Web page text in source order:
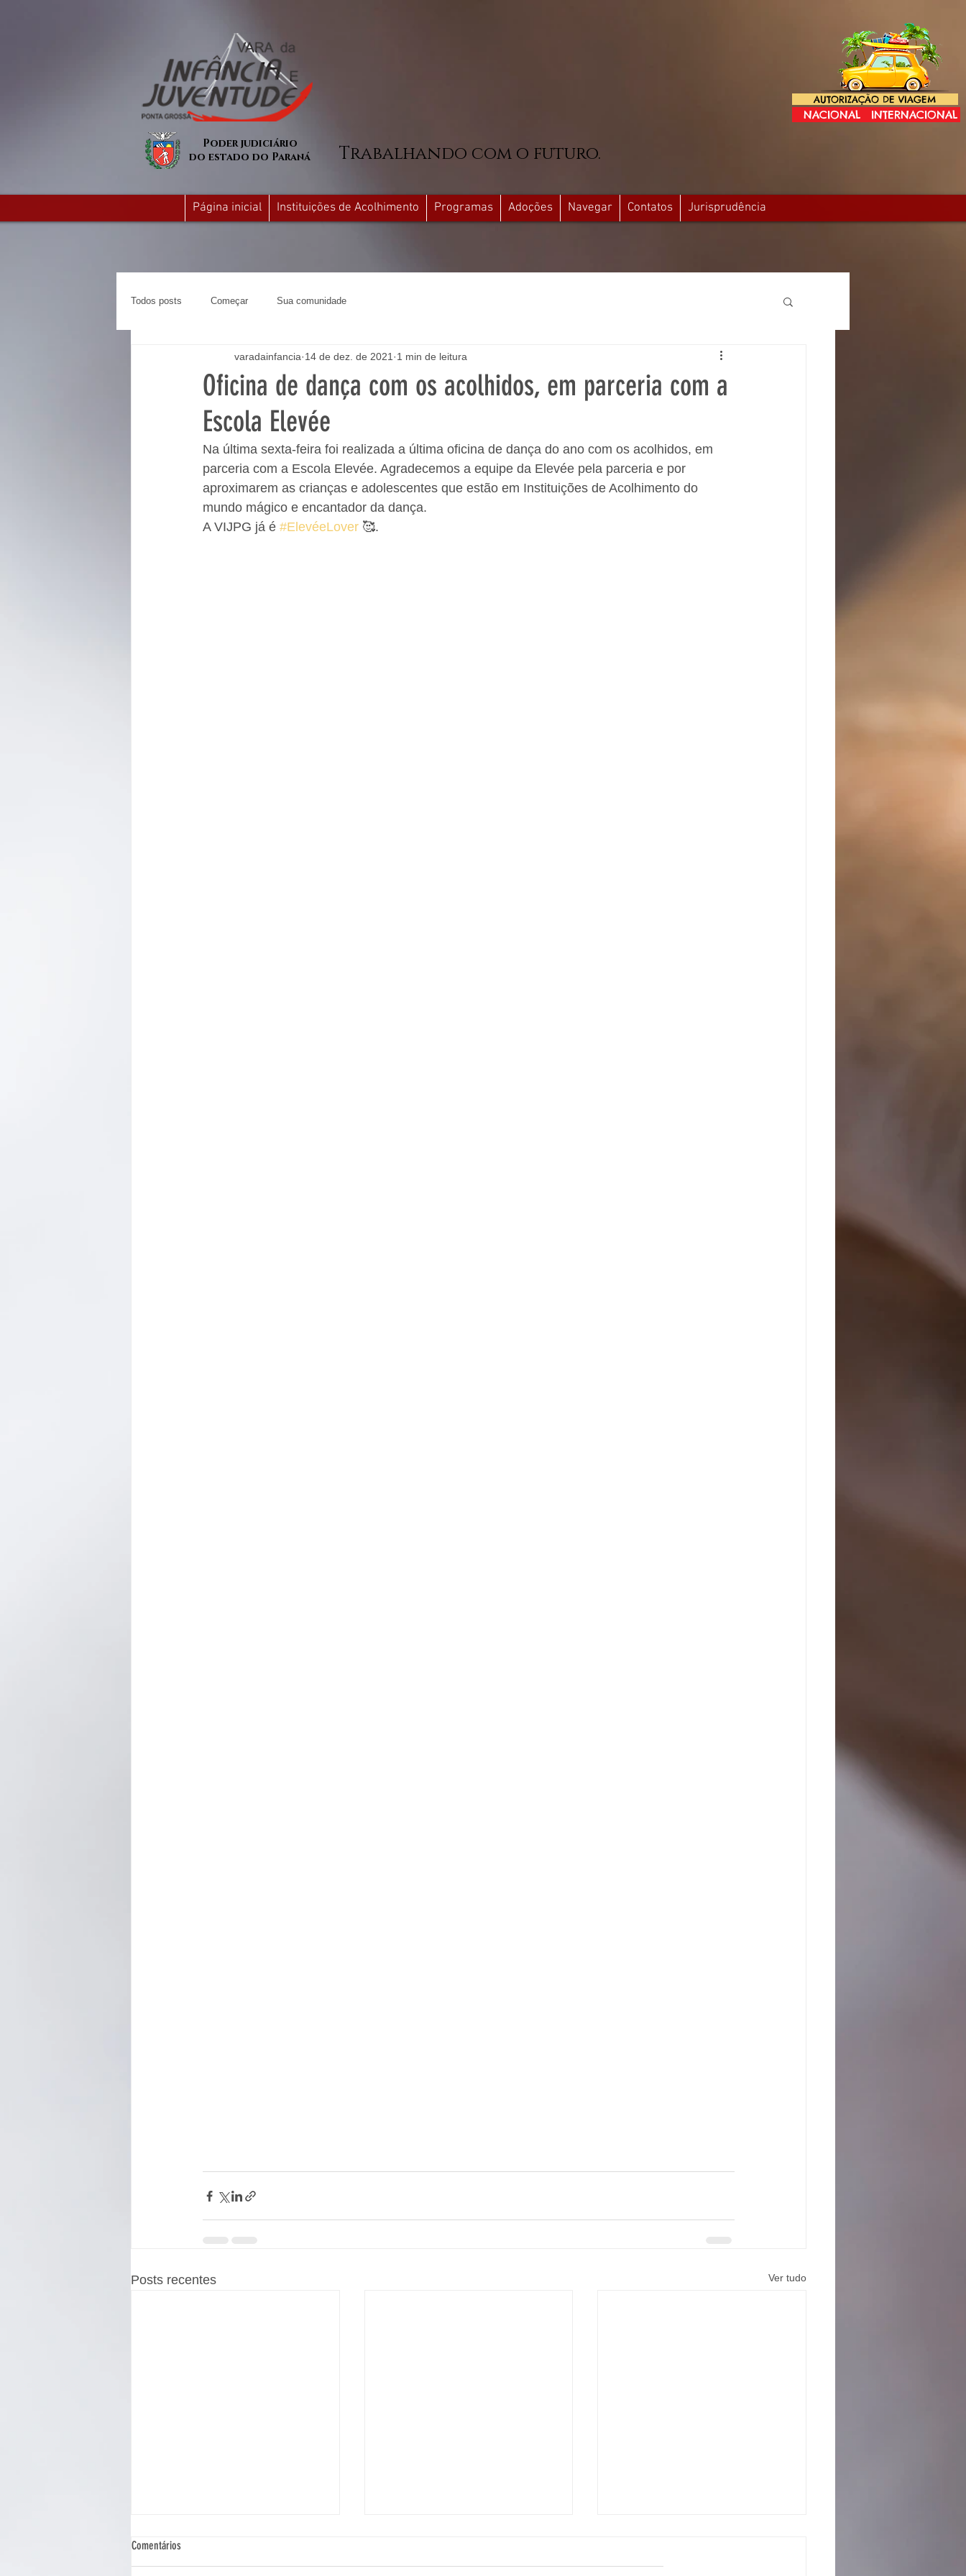
AUTORIZAÇÃO DE VIAGEM
NACIONAL INTERNACIONAL
Poder judiciário
do estado do Paraná
Trabalhando com o futuro.
Página inicial Instituições de Acolhimento Programas Adoções Navegar Contatos Jurisprudência
Todos posts Começar Sua comunidade
Oficina de dança com os acolhidos, em parceria com a
Escola Elevée
varadainfancia 14 de dez. de 2021 1 min de leitura
Na última sexta-feira foi realizada a última oficina de dança do ano com os acolhidos, em
parceria com a Escola Elevée. Agradecemos a equipe da Elevée pela parceria e por
aproximarem as crianças e adolescentes que estão em Instituições de Acolhimento do
mundo mágico e encantador da dança.
A VIJPG já é #ElevéeLover 🥰.
Posts recentes Ver tudo
Comentários